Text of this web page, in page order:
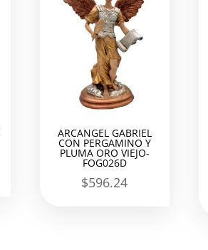
ARCANGEL GABRIEL
CON PERGAMINO Y
PLUMA ORO VIEJO-
FOG026D
$596.24